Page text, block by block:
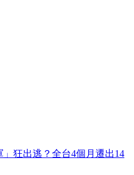
狂出逃？全台4個月遷出14